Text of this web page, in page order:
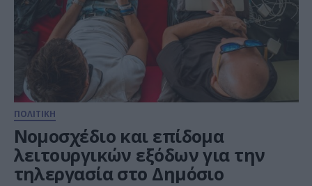
ΠΟΛΙΤΙΚΗ
Νομοσχέδιο και επίδομα
λειτουργικών εξόδων για την
τηλεργασία στο Δημόσιο